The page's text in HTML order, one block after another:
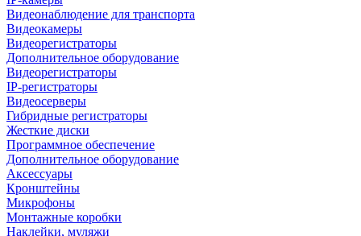
Видеонаблюдение для транспорта
Видеокамеры
Видеорегистраторы
Дополнительное оборудование
Видеорегистраторы
IP-регистраторы
Видеосерверы
Гибридные регистраторы
Жесткие диски
Программное обеспечение
Дополнительное оборудование
Аксессуары
Кронштейны
Микрофоны
Монтажные коробки
Наклейки, муляжи